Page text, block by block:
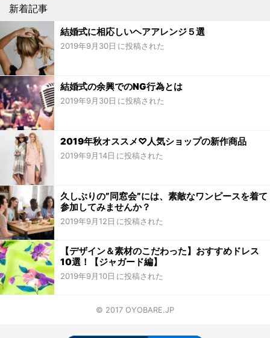
新着記事
結婚式に相応しいヘアアレンジ５選
2019年9月30日
結婚式の余興でのNG行為とは
2019年9月30日
2019年秋オススメ♡人気ショップの新作商品
2019年9月14日
久しぶりの”同窓会”には、素敵なワンピースを着て
参加してみませんか？
2019年9月12日
【デザイン＆素材のこだわった】おすすめドレス
10選！【ジャガード編】
2019年9月10日
© 2017 OYOBARE.JP